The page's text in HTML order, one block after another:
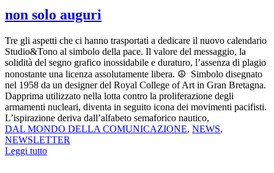
non solo auguri
Tre gli aspetti che ci hanno trasportati a dedicare il nuovo calendario
Studio&Tono al simbolo della pace. Il valore del messaggio, la
solidità del segno grafico inossidabile e duraturo, l’assenza di plagio
nonostante una licenza assolutamente libera. ☮ Simbolo disegnato
nel 1958 da un designer del Royal College of Art in Gran Bretagna.
Dapprima utilizzato nella lotta contro la proliferazione degli
armamenti nucleari, diventa in seguito icona dei movimenti pacifisti.
L’ispirazione deriva dall’alfabeto semaforico nautico,
DAL MONDO DELLA COMUNICAZIONE, NEWS,
NEWSLETTER
Leggi tutto